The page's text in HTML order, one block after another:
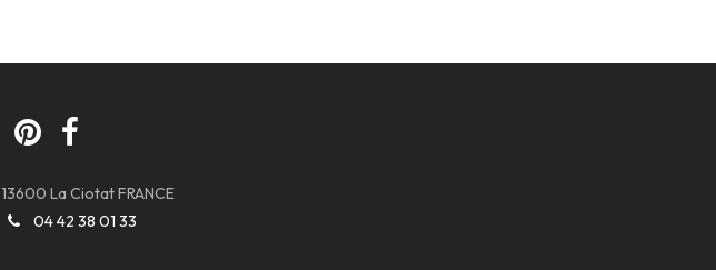
La Ciotat FRANCE
04 42 38 01 33